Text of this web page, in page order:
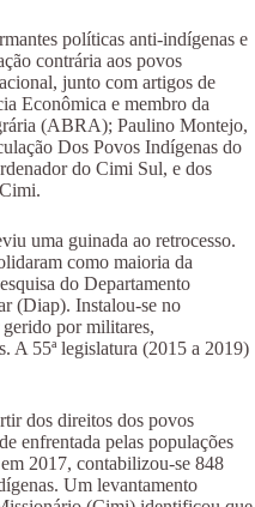
políticas anti-indígenas e
contrária aos povos
junto com artigos de
Econômica e membro da
(ABRA); Paulino Montejo,
Dos Povos Indígenas do
do Cimi Sul, e dos
uma guinada ao retrocesso.
como maioria da
do Departamento
(Diap). Instalou-se no
por militares,
A 55ª legislatura (2015 a 2019)
dos direitos dos povos
enfrentada pelas populações
2017, contabilizou-se 848
Um levantamento